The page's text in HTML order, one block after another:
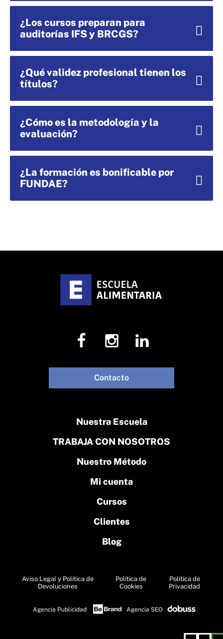
¿Los cursos preparan para
auditorías IFS y BRCGS?
¿Qué validez profesional tienen los
títulos?
¿Cómo es la metodología y la
evaluación?
¿La formación es bonificable por
FUNDAE?
Nuestra Escuela
TRABAJA CON NOSOTROS
Nuestro Método
Mi cuenta
Cursos
Clientes
Blog
Contacto
Aviso Legal y Política de
Devoluciones
Política de
Cookies
Política de
Privacidad
Agencia Publicidad Agencia SEO